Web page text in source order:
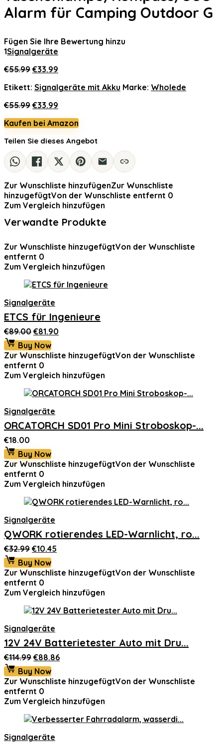
Alarm für Camping Outdoor G
Fügen Sie Ihre Bewertung hinzu
1Signalgeräte
€55.99 Ursprünglicher
war:
€33.99
ist:
Etikett: Signalgeräte mit Akku Marke: Wholede
€55.99 Ursprünglicher
war:
€33.99
ist:
Kaufen bei Amazon
Teilen Sie dieses Angebot
Zur Wunschliste hinzufügenZur Wunschliste
hinzugefügtVon der Wunschliste entfernt 0
Zum Vergleich hinzufügen
Verwandte Produkte
Zur Wunschliste hinzugefügtVon der Wunschliste
entfernt 0
Zum Vergleich hinzufügen
Signalgeräte
ETCS für Ingenieure
€89.00 Ursprünglicher
Preis
war:
€89.00
€81.90
ist:
€81.90.
Buy Now
Zur Wunschliste hinzugefügtVon der Wunschliste
entfernt 0
Zum Vergleich hinzufügen
Signalgeräte
ORCATORCH SD01 Pro Mini Stroboskop-...
€18.00
Buy Now
Zur Wunschliste hinzugefügtVon der Wunschliste
entfernt 0
Zum Vergleich hinzufügen
Signalgeräte
QWORK rotierendes LED-Warnlicht, ro...
€32.99 Ursprünglicher
Preis
war:
€32.99
€10.45
ist:
€10.45.
Buy Now
Zur Wunschliste hinzugefügtVon der Wunschliste
entfernt 0
Zum Vergleich hinzufügen
Signalgeräte
12V 24V Batterietester Auto mit Dru...
€114.99 Ursprünglicher
Preis
war:
€114.99
€88.86Aktueller
ist:
€88.86.
Buy Now
Zur Wunschliste hinzugefügtVon der Wunschliste
entfernt 0
Zum Vergleich hinzufügen
Signalgeräte